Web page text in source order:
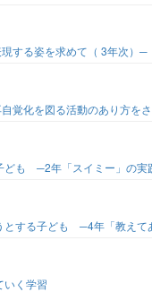
する姿を求めて（ 3年次）─
覚化を図る活動のあり方を
ども ─2年「スイミー」の実
とする子ども ─4年「教え
いく学習